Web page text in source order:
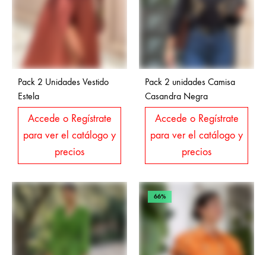
Pack 2 Unidades Vestido
Estela
Accede o Regístrate
para ver el catálogo y
precios
Pack 2 unidades Camisa
Casandra Negra
Accede o Regístrate
para ver el catálogo y
precios
66%